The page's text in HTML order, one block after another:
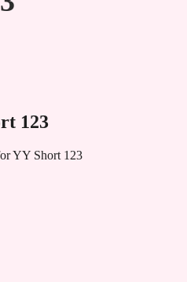
123
YY Short 123